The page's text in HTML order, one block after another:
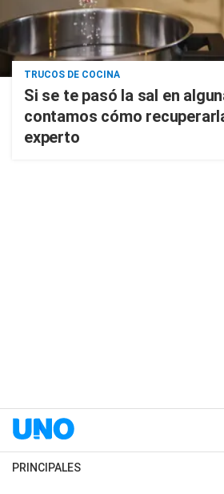
TRUCOS DE COCINA
Si se te pasó la sal en
contamos cómo
experto
PRINCIPALES